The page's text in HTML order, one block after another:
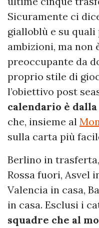
Sicuramente ci
gialloblù e su
ambizioni, ma non
preoccupante da
proprio stile di
l’obiettivo post
calendario è
che, insieme al
sulla carta più
Berlino in
Rossa fuori, Asvel
Valencia in casa,
in casa. Esclusi i
squadre che al